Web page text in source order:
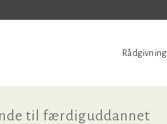
Rådgivning
til færdiguddannet